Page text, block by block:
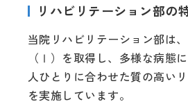
リハビリテーション部の
当院リハビリテーション部は
（Ⅰ）を取得し、多様な病態
人ひとりに合わせた質の高い
を実施しています。